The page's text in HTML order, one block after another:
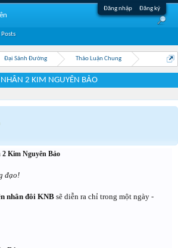
Đăng nhập Đăng ký
Đại Sảnh Đường Thảo Luận Chung
NHÂN 2 KIM NGUYÊN BẢO
Kim Nguyên Bảo
đạo!
nhân đôi KNBsẽ diễn ra chỉ trong một ngày -
Posts